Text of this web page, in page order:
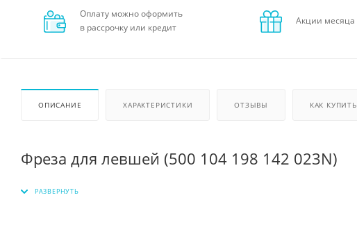
Оплату можно оформить
в рассрочку или кредит
Акции месяца
ОПИСАНИЕ ХАРАКТЕРИСТИКИ ОТЗЫВЫ КАК КУПИТЬ
Фреза для левшей (500 104 198 142 023N)